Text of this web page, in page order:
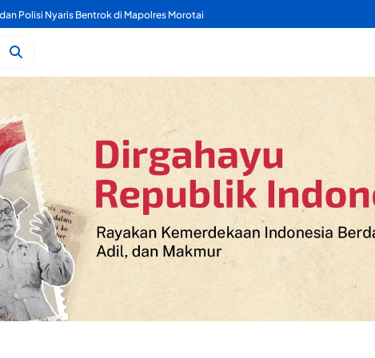
Polisi Nyaris Bentrok di Mapolres Morotai